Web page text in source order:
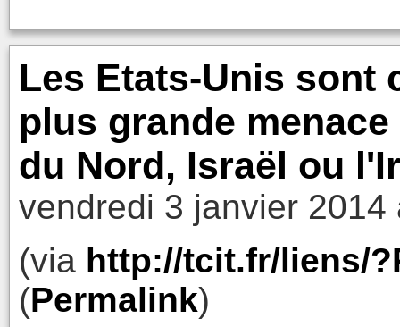
Les Etats-Unis sont
plus grande
du Nord, Israël ou
vendredi 3 janvier 2014
(via http://tcit.fr/liens/
(Permalink)